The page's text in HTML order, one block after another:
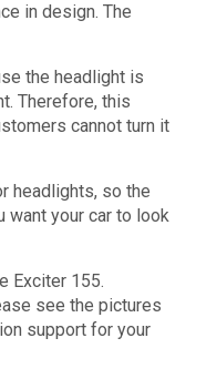
in design. The
the headlight is
Therefore, this
cannot turn it
headlights, so the
want your car to look
Exciter 155.
see the pictures
support for your